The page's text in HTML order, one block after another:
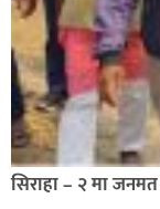
सिराहा – २ मा